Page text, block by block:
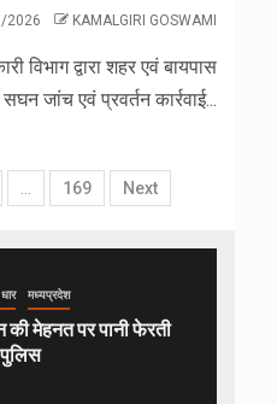
2026 KAMALGIRI GOSWAMI
विभाग द्वारा शहर एवं बायपास
जांच एवं प्रवर्तन कार्रवाई...
169 Next
मध्यप्रदेश
की मेहनत पर पानी फेरती